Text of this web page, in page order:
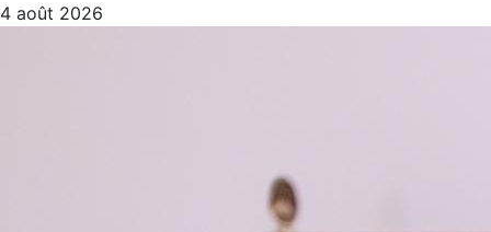
4 août 2026